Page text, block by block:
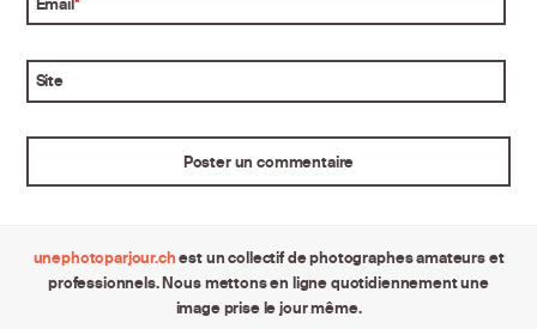
Site
unephotoparjour.chest un collectif de photographes amateurs et
professionnels. Nous mettons en ligne quotidiennement une
image prise le jour même.